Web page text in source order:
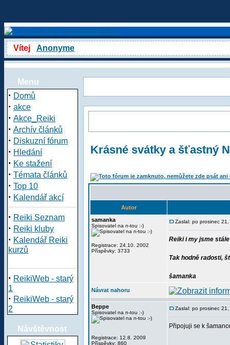
Vítej Anonyme
Menu
· Domů
· akce
· Akce_Reiki
· Archív článků
· Diskuzní fórum
· Hledání
· Ke stažení
· Témata článků
· Top 10
· Kalendář akcí
· Reiki Seznam
· Reiki kluby
· Kalendář Reiki
kurzů
· ReikiWeb - starý
1
· ReikiWeb - starý
2
Návštěvnost
Krásné svátky a šťastný
Autor
samanka
Spisovatel na n-tou :-)
Registrace: 24.10. 2002
Příspěvky: 3733
Zaslal: po prosinec
Reiki i my jsme
Tak hodně radosti,
šamanka
Návrat nahoru
Beppe
Spisovatel na n-tou :-)
Registrace: 12.8. 2009
Příspěvky: 860
Zaslal: po prosinec
Připojuji se k